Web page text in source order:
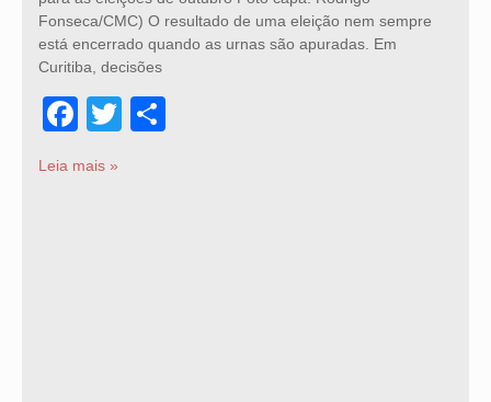
Fonseca/CMC) O resultado de uma eleição nem sempre
está encerrado quando as urnas são apuradas. Em
Curitiba, decisões
Facebook
Twitter
Leia mais »